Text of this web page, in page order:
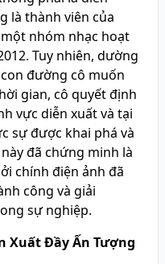
là thành viên của
nhóm nhạc hoạt
Tuy nhiên, dường
đường cô muốn
gian, cô quyết định
vực diễn xuất và tại
sự được khai phá và
đã chứng minh là
chính điện ảnh đã
công và giải
sự nghiệp.
Xuất Đầy Ấn Tượng